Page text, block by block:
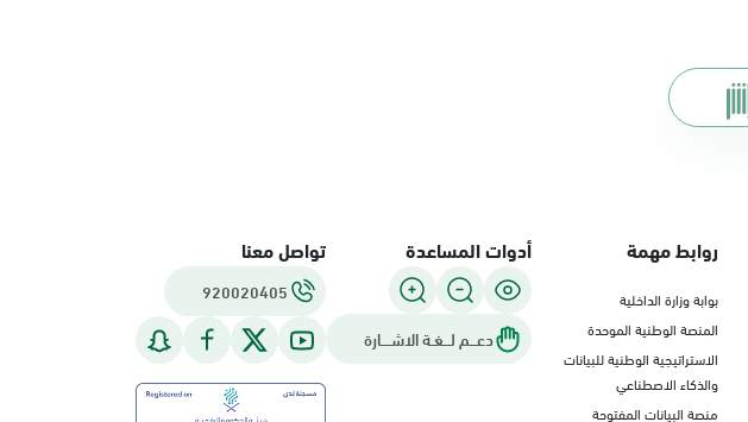
روابط مهمة
بوابة وزارة الداخلية
المنصة الوطنية الموحدة
الاستراتيجية الوطنية للبيانات
والذكاء الاصطناعي
منصة البيانات المفتوحة
أدوات المساعدة
دعـــم لـــغـة الاشــــارة
تواصل معنا
920020405